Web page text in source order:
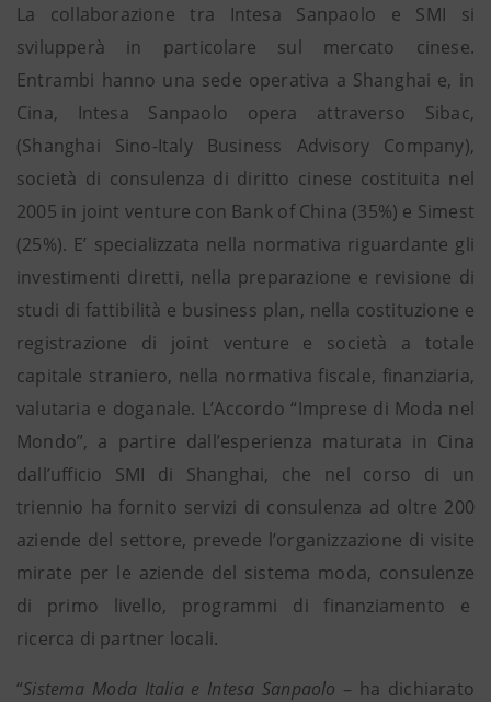
La collaborazione tra Intesa Sanpaolo e SMI si
svilupperà in particolare sul mercato cinese.
Entrambi hanno una sede operativa a Shanghai e, in
Cina, Intesa Sanpaolo opera attraverso Sibac,
(Shanghai Sino-Italy Business Advisory Company),
società di consulenza di diritto cinese costituita nel
2005 in joint venture con Bank of China (35%) e Simest
(25%). E’ specializzata nella normativa riguardante gli
investimenti diretti, nella preparazione e revisione di
studi di fattibilità e business plan, nella costituzione e
registrazione di joint venture e società a totale
capitale straniero, nella normativa fiscale, finanziaria,
valutaria e doganale. L’Accordo “Imprese di Moda nel
Mondo”, a partire dall’esperienza maturata in Cina
dall’ufficio SMI di Shanghai, che nel corso di un
triennio ha fornito servizi di consulenza ad oltre 200
aziende del settore, prevede l’organizzazione di visite
mirate per le aziende del sistema moda, consulenze
di primo livello, programmi di finanziamento e
ricerca di partner locali.
“Sistema Moda Italia e Intesa Sanpaolo – ha dichiarato